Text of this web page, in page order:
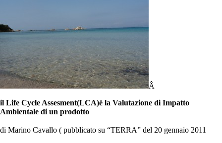
Â
il Life Cycle Assesment(LCA)è la Valutazione di Impatto
Ambientale di un prodotto
di Marino Cavallo ( pubblicato su “TERRA” del 20 gennaio 2011